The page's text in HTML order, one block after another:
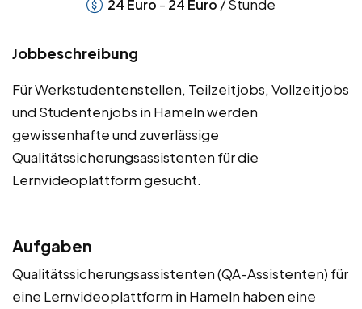
24 Euro - 24 Euro / Stunde
Jobbeschreibung
Für Werkstudentenstellen, Teilzeitjobs, Vollzeitjobs
und Studentenjobs in Hameln werden
gewissenhafte und zuverlässige
Qualitätssicherungsassistenten für die
Lernvideoplattform gesucht.
Aufgaben
Qualitätssicherungsassistenten (QA-Assistenten) für
eine Lernvideoplattform in Hameln haben eine